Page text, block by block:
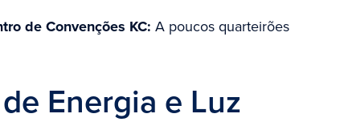
de Convenções KC: A poucos quarteirões
Energia e Luz